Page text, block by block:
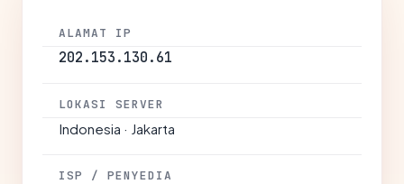
ALAMAT IP
202.153.130.61
LOKASI SERVER
Indonesia · Jakarta
ISP / PENYEDIA